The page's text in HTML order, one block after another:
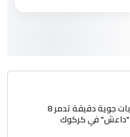
...
يخص "لم الشمل"
الإعلام الأمني: ضربات جوية دقيقة تدمر 8
"داعش" في كركوك